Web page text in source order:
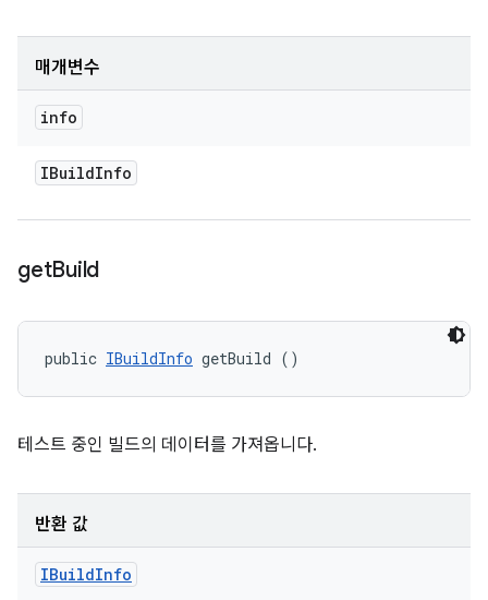
매개변수
info
IBuildInfo
getBuild
public IBuildInfo getBuild ()
테스트 중인 빌드의 데이터를 가져옵니다.
반환 값
IBuildInfo